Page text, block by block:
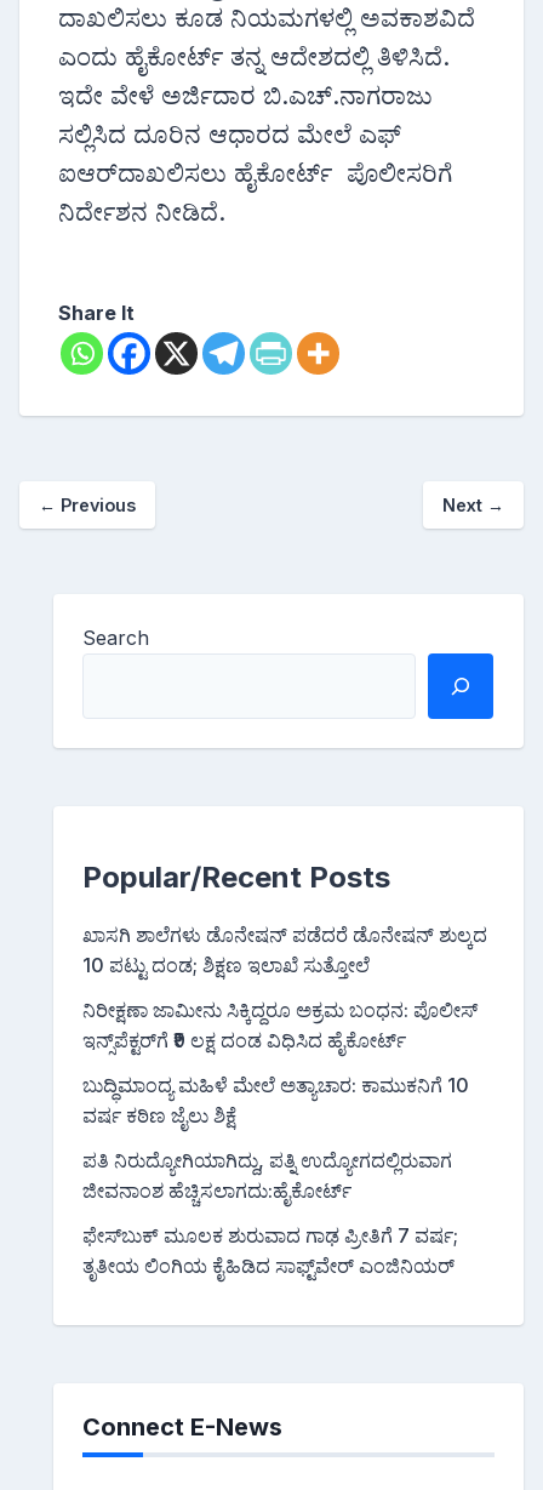
ದಾಖಲಿಸಲು ಕೂಡ ನಿಯಮಗಳಲ್ಲಿ ಅವಕಾಶವಿದೆ
ಎಂದು ಹೈಕೋರ್ಟ್ ತನ್ನ ಆದೇಶದಲ್ಲಿ ತಿಳಿಸಿದೆ.
ಇದೇ ವೇಳೆ ಅರ್ಜಿದಾರ ಬಿ.ಎಚ್.ನಾಗರಾಜು
ಸಲ್ಲಿಸಿದ ದೂರಿನ ಆಧಾರದ ಮೇಲೆ ಎಫ್
ಐಆರ್‌ದಾಖಲಿಸಲು ಹೈಕೋರ್ಟ್ ಪೊಲೀಸರಿಗೆ
ನಿರ್ದೇಶನ ನೀಡಿದೆ.
Share It
← Previous Next →
Search
Popular/Recent Posts
ಖಾಸಗಿ ಶಾಲೆಗಳು ಡೊನೇಷನ್ ಪಡೆದರೆ ಡೊನೇಷನ್ ಶುಲ್ಕದ
10 ಪಟ್ಟು ದಂಡ; ಶಿಕ್ಷಣ ಇಲಾಖೆ ಸುತ್ತೋಲೆ
ನಿರೀಕ್ಷಣಾ ಜಾಮೀನು ಸಿಕ್ಕಿದ್ದರೂ ಅಕ್ರಮ ಬಂಧನ: ಪೊಲೀಸ್
ಇನ್ಸ್‌ಪೆಕ್ಟರ್‌ಗೆ ₹9 ಲಕ್ಷ ದಂಡ ವಿಧಿಸಿದ ಹೈಕೋರ್ಟ್
ಬುದ್ಧಿಮಾಂದ್ಯ ಮಹಿಳೆ ಮೇಲೆ ಅತ್ಯಾಚಾರ: ಕಾಮುಕನಿಗೆ 10
ವರ್ಷ ಕಠಿಣ ಜೈಲು ಶಿಕ್ಷೆ
ಪತಿ ನಿರುದ್ಯೋಗಿಯಾಗಿದ್ದು, ಪತ್ನಿ ಉದ್ಯೋಗದಲ್ಲಿರುವಾಗ
ಜೀವನಾಂಶ ಹೆಚ್ಚಿಸಲಾಗದು:ಹೈಕೋರ್ಟ್
ಫೇಸ್‌ಬುಕ್‌ ಮೂಲಕ ಶುರುವಾದ ಗಾಢ ಪ್ರೀತಿಗೆ 7 ವರ್ಷ;
ತೃತೀಯ ಲಿಂಗಿಯ ಕೈಹಿಡಿದ ಸಾಫ್ಟ್‌ವೇರ್ ಎಂಜಿನಿಯರ್
Connect E-News